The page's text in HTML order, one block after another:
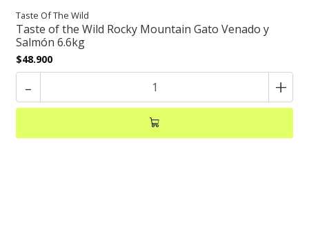
Taste Of The Wild
Taste of the Wild Rocky Mountain Gato Venado y
Salmón 6.6kg
$48.900
- +